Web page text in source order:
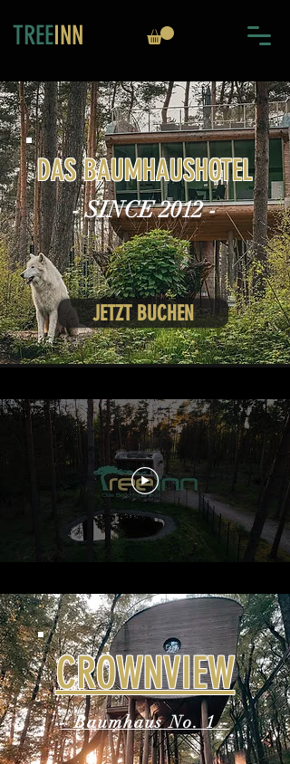
TREEINN
- SINCE 2012 -
DAS BAUMHAUSHOTEL
JETZT BUCHEN
CROWNVIEW
- Baumhaus No. 1 -